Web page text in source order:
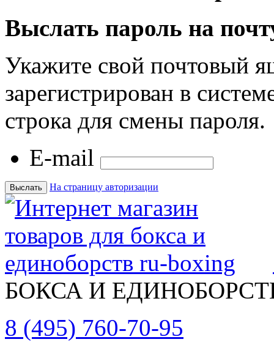
Выслать пароль на
Укажите свой почтовый
зарегистрирован в
строка для смены пароля.
E-mail
На страницу авторизации
БОКСА И
8 (495) 760-70-95